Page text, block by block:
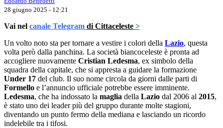
28 giugno 2025 - 12:21
Vai nel canale Telegram di Cittaceleste >
Un volto noto sta per tornare a vestire i colori della Lazio, questa
volta però dalla panchina. La società biancoceleste è pronta ad
accogliere nuovamente Cristian Ledesma, ex simbolo della
squadra della capitale, che si appresta a guidare la formazione
Under 17 del club. Il suo nome circola da giorni dalle parti di
Formello e l’annuncio ufficiale potrebbe essere imminente.
Ledesma, che ha indossato la maglia della Lazio dal 2006 al 2015,
è stato uno dei leader più del gruppo durante molte stagioni,
diventando un punto fermo della mediana e lasciando un ricordo
indelebile tra i tifosi.